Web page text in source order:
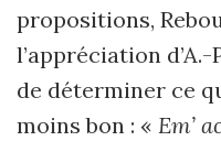
propositions,
l’appréciation
de déterminer ce
moins bon : « Em’